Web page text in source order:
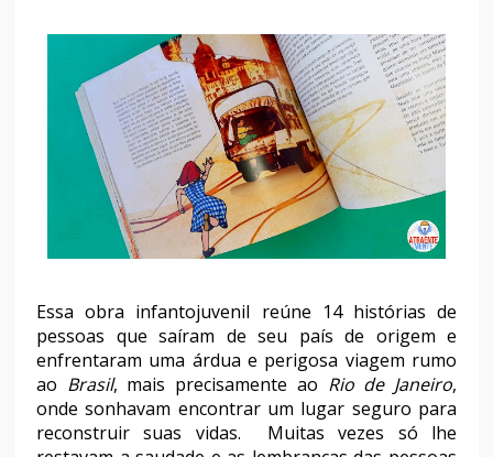
Essa obra infantojuvenil reúne 14 histórias de
pessoas que saíram de seu país de origem e
enfrentaram uma árdua e perigosa viagem rumo
ao Brasil, mais precisamente ao Rio de Janeiro,
onde sonhavam encontrar um lugar seguro para
reconstruir suas vidas. Muitas vezes só lhe